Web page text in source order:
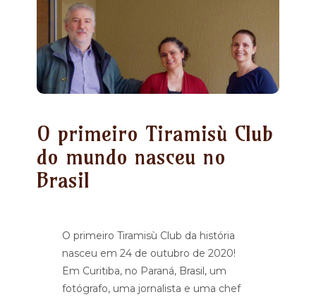
O primeiro Tiramisù Club
do mundo nasceu no
Brasil
O primeiro Tiramisù Club da história
nasceu em 24 de outubro de 2020!
Em Curitiba, no Paraná, Brasil, um
fotógrafo, uma jornalista e uma chef